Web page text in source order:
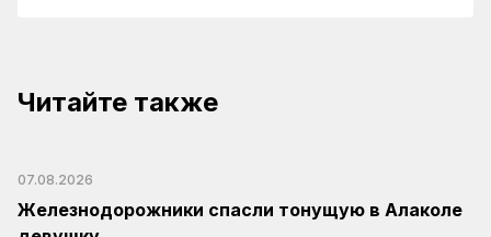
Читайте также
07.08.2026
Железнодорожники спасли тонущую в Алаколе